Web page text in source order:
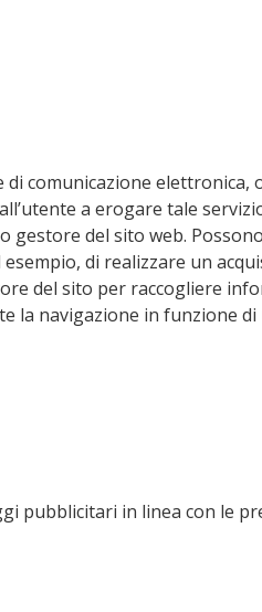
comunicazione
a erogare tale
del sito web.
di realizzare un
del sito per raccogliere
la navigazione in funzione
pubblicitari in linea con le